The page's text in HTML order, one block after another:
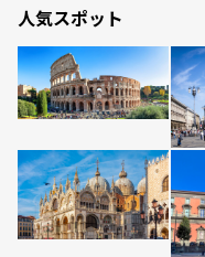
人気スポット